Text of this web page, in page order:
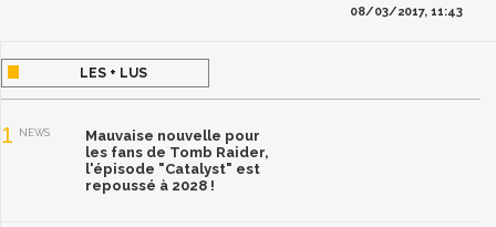
08/03/2017, 11:43
LES + LUS
1 NEWS
Mauvaise nouvelle pour
les fans de Tomb Raider,
l'épisode "Catalyst" est
repoussé à 2028 !